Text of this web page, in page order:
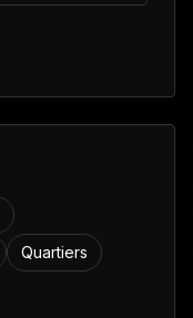
Quartiers